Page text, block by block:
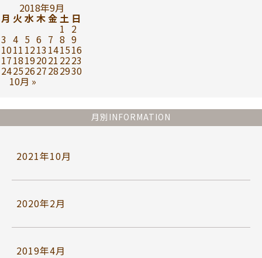
2018年9月
月 火水木金土 日
1 2
3 4 5 6 7 8 9
1011 1213141516
1718192021 2223
24252627282930
10月 »
月別INFORMATION
2021年10月
2020年2月
2019年4月